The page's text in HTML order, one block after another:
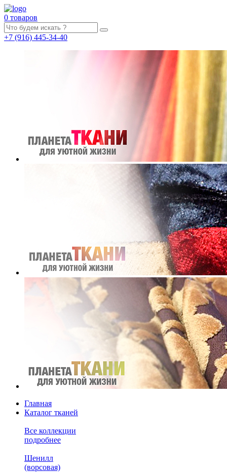
0 товаров
+7 (916) 445-34-40
Главная
Каталог тканей
Все коллекции
подробнее
Шенилл
(ворсовая)